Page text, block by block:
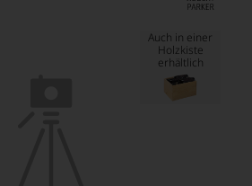
Auch in einer
Holzkiste
erhältlich